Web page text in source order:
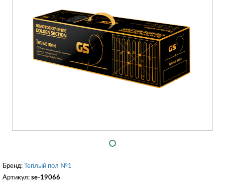
Бренд:
Теплый пол №1
Артикул: se-19066